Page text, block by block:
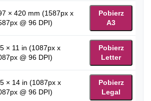
× 420 mm (1587px x
@ 96 DPI)
Pobierz
A3
× 11 in (1087px x
@ 96 DPI)
Pobierz
Letter
× 14 in (1087px x
@ 96 DPI)
Pobierz
Legal